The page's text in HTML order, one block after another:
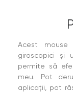
Acest mouse
giroscopici și
permite să
meu. Pot
aplicații, pot